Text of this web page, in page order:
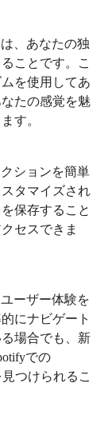
、あなたの独
ことです。こ
を使用してあ
たの感覚を魅
す。
ションを簡単
タマイズされ
保存すること
セスできま
ーザー体験を
にナビゲート
場合でも、新
での
つけられるこ